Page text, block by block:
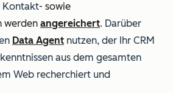
Kontakt- sowie
werden angereichert. Darüber
Data Agent nutzen, der Ihr CRM
aus dem gesamten
Web recherchiert und